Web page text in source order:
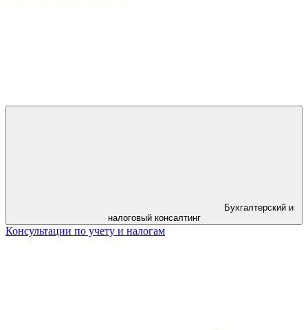
налоговый консалтинг
Консультации по учету и налогам